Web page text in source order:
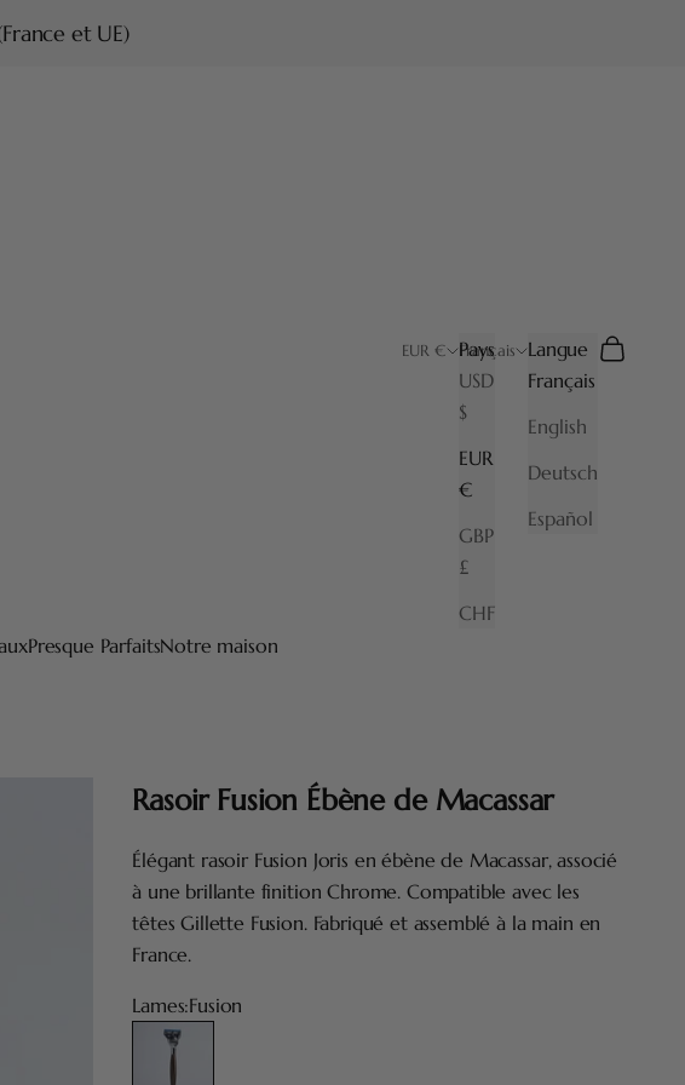
et UE)
Presque ParfaitsNotre maison
EUR €
Pays
USD
$
EUR
€
GBP
£
CHF
Français
Langue
Français
English
Deutsch
Español
Recherche
Panier
Rasoir Fusion Ébène de Macassar
Élégant rasoir Fusion Joris en ébène de Macassar, associé
à une brillante finition Chrome. Compatible avec les
têtes Gillette Fusion. Fabriqué et assemblé à la main en
France.
Lames:Fusion
Fusion